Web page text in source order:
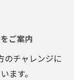
ご案内
のチャレンジに
ます。